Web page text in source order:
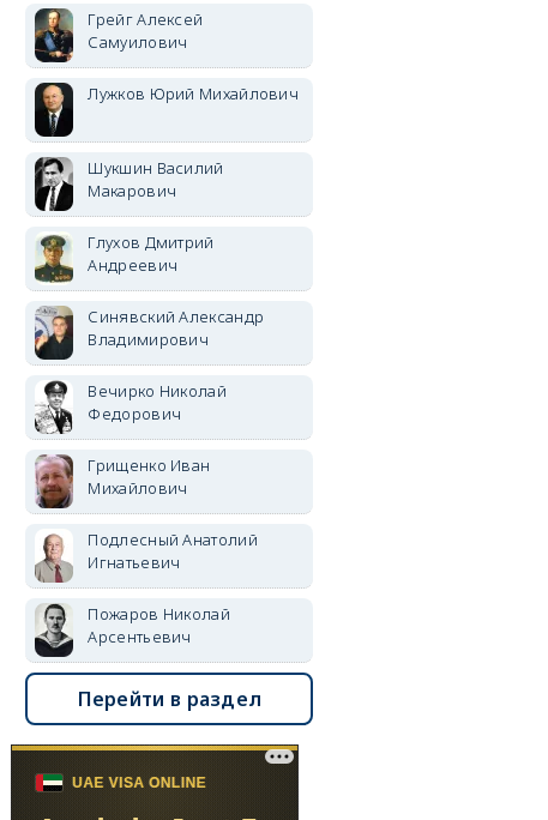
Грейг Алексей
Самуилович
Лужков Юрий Михайлович
Шукшин Василий
Макарович
Глухов Дмитрий
Андреевич
Синявский Александр
Владимирович
Вечирко Николай
Федорович
Грищенко Иван
Михайлович
Подлесный Анатолий
Игнатьевич
Пожаров Николай
Арсентьевич
Перейти в раздел